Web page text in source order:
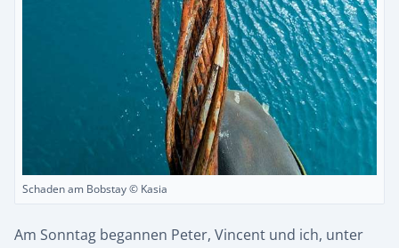
Schaden am Bobstay © Kasia
Am Sonntag begannen Peter, Vincent und ich, unter